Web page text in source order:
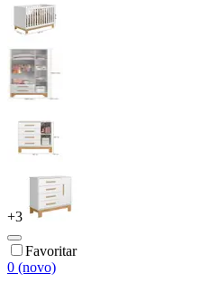
+3
Favoritar
0 (novo)